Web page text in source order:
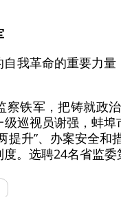
我革命的重要力
察铁军，把铸就政
巡视员谢强，蚌
提升”、办案安全和
。选聘24名省监